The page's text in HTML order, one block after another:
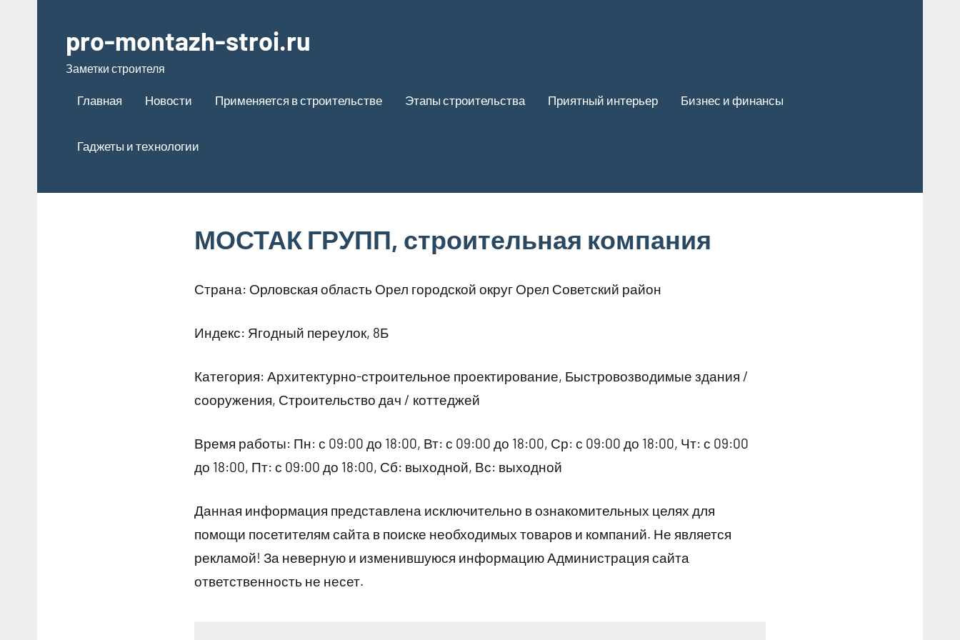
содержимому
pro-montazh-stroi.ru
Заметки строителя
Главная Новости Применяется в строительстве Этапы строительства Приятный интерьер Бизнес и финансы
Гаджеты и технологии
МОСТАК ГРУПП, строительная компания
Страна: Орловская область Орел городской округ Орел Советский район
Индекс: Ягодный переулок, 8Б
Категория: Архитектурно-строительное проектирование, Быстровозводимые здания /
сооружения, Строительство дач / коттеджей
Время работы: Пн: с 09:00 до 18:00, Вт: с 09:00 до 18:00, Ср: с 09:00 до 18:00, Чт: с 09:00
до 18:00, Пт: с 09:00 до 18:00, Сб: выходной, Вс: выходной
Данная информация представлена исключительно в ознакомительных целях для
помощи посетителям сайта в поиске необходимых товаров и компаний. Не является
рекламой! За неверную и изменившуюся информацию Администрация сайта
ответственность не несет.